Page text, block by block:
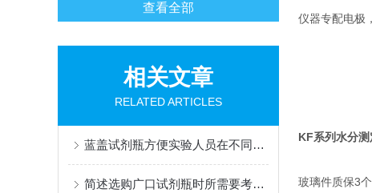
查看全部
相关文章
RELATED ARTICLES
蓝盖试剂瓶方便实验人员在不同实验室之间运输化学试剂。
简述选购广口试剂瓶时所需要考虑的关键因素
仪器专配电极
KF系列水分
玻璃件质保3个